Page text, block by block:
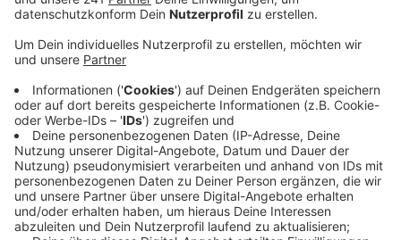
Anzeige
Ein Happy End, aus dem sich auch für den
Bundesligastart in einer Woche viel positive Energie
ziehen lässt, glaubt Torschütze Eric Martel:
Es wird uns einen guten Schwung geben jetzt für
die Saison. Jetzt wissen wir, dass wir bis zum